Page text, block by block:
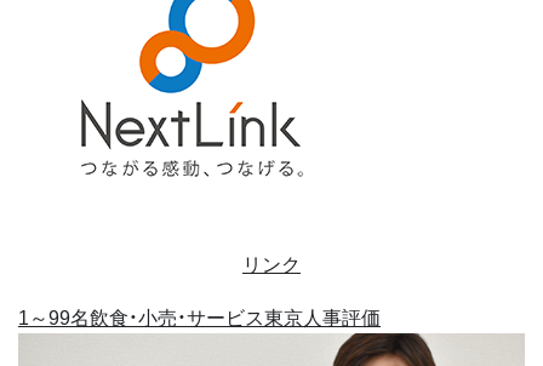
リンク
1～99名飲食・小売・サービス東京人事評価